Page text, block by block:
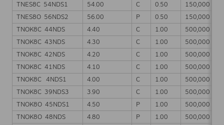
TNES8C 54NDS1
54.00 C 0.50
150,000
TNES8O 56NDS2
56.00 P 0.50
150,000
TNOK8C 44NDS
4.40 C 1.00
500,000
TNOK8C 43NDS
4.30 C 1.00
500,000
TNOK8C 42NDS
4.20 C 1.00
500,000
TNOK8C 41NDS
4.10 C 1.00
500,000
TNOK8C 4NDS1
4.00 C 1.00
500,000
TNOK8C 39NDS3
3.90 C 1.00
500,000
TNOK8O 45NDS1
4.50 P 1.00
500,000
TNOK8O 48NDS
4.80 P 1.00
500,000